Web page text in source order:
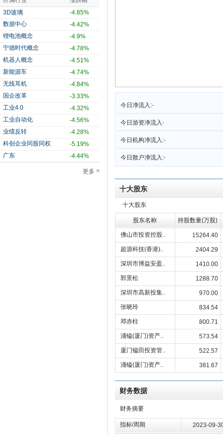
3D玻璃
-4.85%
数据中心
-4.42%
锂电池概念
-4.9%
宁德时代概念
-4.78%
机器人概念
-4.51%
新能源车
-4.74%
无线耳机
-4.84%
国企改革
-3.33%
工业4.0
-4.32%
工业自动化
-4.56%
业绩反转
-4.28%
科创企业同股同权
-5.19%
广东
-4.44%
更多
今日净流入:-
今日游资净流入-
今日机构净流入:-
今日散户净流入:-
十大股东
十大股东
股东名称 持股数量(万股)
佛山市投资控股..
15264.40
超源科技(香港)..
2404.29
深圳市博益安盈..
1410.00
郭景松
1288.70
深圳市高新投集..
970.00
张晓玲
834.54
邓赤柱
800.71
涌镒(厦门)资产..
573.54
厦门镒田投资管..
522.57
涌镒(厦门)资产..
381.67
财务数据
财务摘要
指标/周期 2023-09-